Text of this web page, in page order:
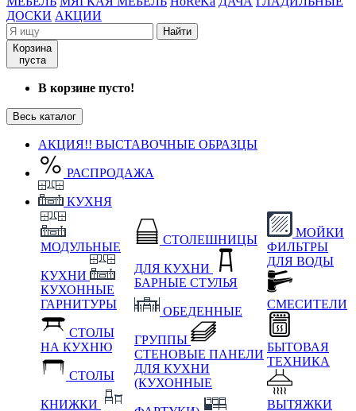
ДОСКИ АКЦИИ
Найти
Корзина
пуста
В корзине пусто!
Весь каталог
АКЦИЯ!! ВЫСТАВОЧНЫЕ ОБРАЗЦЫ
РАСПРОДАЖА
КУХНЯ
МОДУЛЬНЫЕ
КУХНИ
КУХОННЫЕ
ГАРНИТУРЫ
СТОЛЫ
НА КУХНЮ
СТОЛЫ
КНИЖКИ
СТОЛЕШНИЦЫ
ДЛЯ КУХНИ
БАРНЫЕ СТУЛЬЯ
ОБЕДЕННЫЕ
ГРУППЫ
СТЕНОВЫЕ ПАНЕЛИ
ДЛЯ КУХНИ
(КУХОННЫЕ
МОЙКИ
ФИЛЬТРЫ
ДЛЯ ВОДЫ
СМЕСИТЕЛИ
БЫТОВАЯ
ТЕХНИКА
ВЫТЯЖКИ